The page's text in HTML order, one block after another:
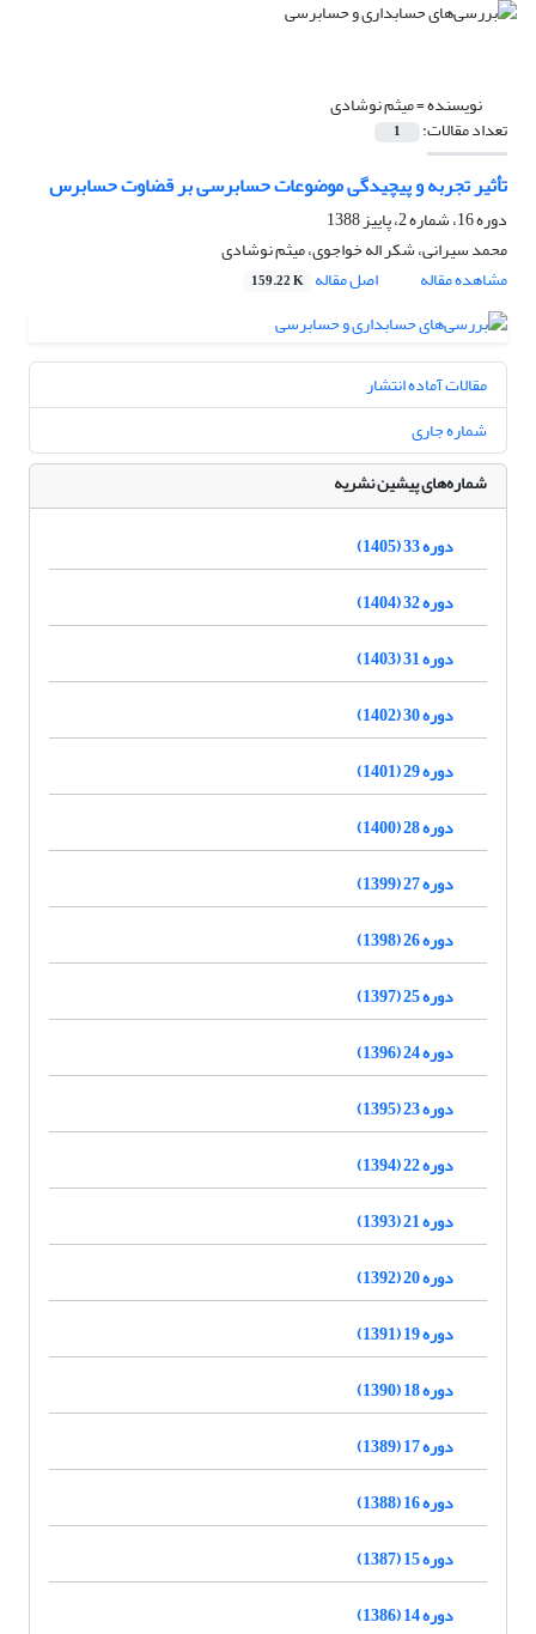
نویسنده =میثم نوشادی
تعداد مقالات: 1
تأثیر تجربه و پیچیدگی موضوعات حسابرسی بر قضاوت حسابرس
دوره 16، شماره 2، پاییز 1388
محمد سیرانی، شکر اله خواجوی، میثم نوشادی
مشاهده مقاله
اصل مقاله 159.22 K
مقالات آماده انتشار
شماره جاری
شماره‌های پیشین نشریه
دوره 33 (1405)
دوره 32 (1404)
دوره 31 (1403)
دوره 30 (1402)
دوره 29 (1401)
دوره 28 (1400)
دوره 27 (1399)
دوره 26 (1398)
دوره 25 (1397)
دوره 24 (1396)
دوره 23 (1395)
دوره 22 (1394)
دوره 21 (1393)
دوره 20 (1392)
دوره 19 (1391)
دوره 18 (1390)
دوره 17 (1389)
دوره 16 (1388)
دوره 15 (1387)
دوره 14 (1386)